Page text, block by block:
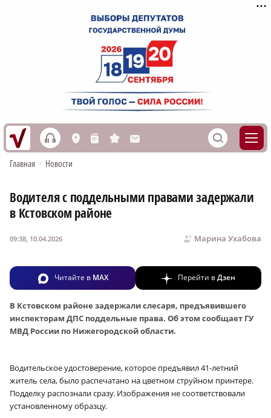
h L n s M S
Главная • Новости
Водителя с поддельными правами задержали
в Кстовском районе
Марина Ухабова
09:38, 10.04.2026
Читайте в MAX Перейти вДзен
В Кстовском районе задержали слесаря, предъявившего
инспекторам ДПС поддельные права. Об этом сообщает ГУ
МВД России по Нижегородской области.
Водительское удостоверение, которое предъявил 41-летний
житель села, было распечатано на цветном струйном принтере.
Подделку распознали сразу. Изображения не соответствовали
установленному образцу.